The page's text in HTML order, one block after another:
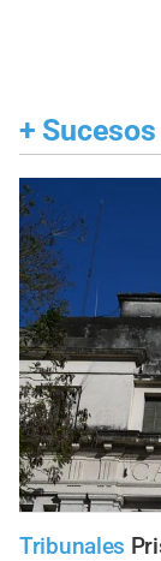
+ Sucesos
Tribunales